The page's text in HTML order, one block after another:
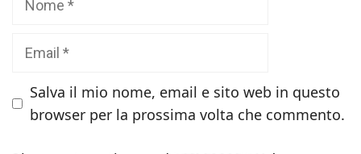
Salva il mio nome, email e sito web in questo
browser per la prossima volta che commento.